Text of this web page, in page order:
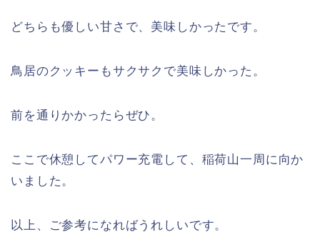
どちらも優しい甘さで、美味しかったです。
鳥居のクッキーもサクサクで美味しかった。
前を通りかかったらぜひ。
ここで休憩してパワー充電して、稲荷山一周に向か
いました。
以上、ご参考になればうれしいです。